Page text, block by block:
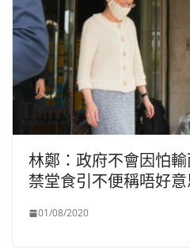
林鄭：政府不會因怕
禁堂食引不便稱唔好
01/08/2020